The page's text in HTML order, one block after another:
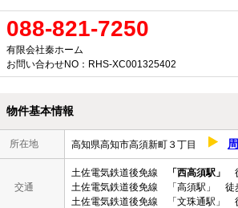
088-821-7250
有限会社秦ホーム
お問い合わせNO：RHS-XC001325402
物件基本情報
所在地 高知県高知市高須新町３丁目
交通
土佐電気鉄道後免線 「西高須駅」
土佐電気鉄道後免線 「高須駅」 徒
土佐電気鉄道後免線 「文珠通駅」